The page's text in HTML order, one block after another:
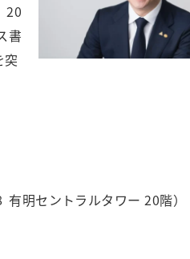
20
書
突
明セントラルタワー 20階）